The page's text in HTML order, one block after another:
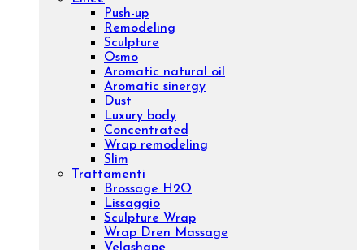
Luxury
Concentrated
Whitening
Sensitive
Aromatic sinergy
Eye contour treatment
Hydrating and Nutritive
Professional face
Trattamenti
Diamond Lifting Face
H2O Treatment
Purifing Treatment
Sensitive Treatment
Venere o Afrodite?
Whitening Treatment
Filler Radiesse